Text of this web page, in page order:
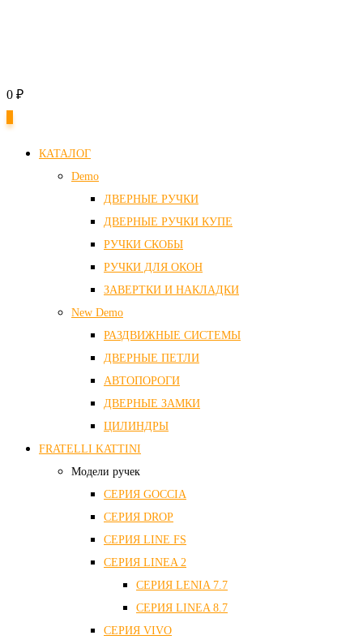
0 ₽
КАТАЛОГ
Demo
ДВЕРНЫЕ РУЧКИ
ДВЕРНЫЕ РУЧКИ КУПЕ
РУЧКИ СКОБЫ
РУЧКИ ДЛЯ ОКОН
ЗАВЕРТКИ И НАКЛАДКИ
New Demo
РАЗДВИЖНЫЕ СИСТЕМЫ
ДВЕРНЫЕ ПЕТЛИ
АВТОПОРОГИ
ДВЕРНЫЕ ЗАМКИ
ЦИЛИНДРЫ
FRATELLI KATTINI
Модели ручек
СЕРИЯ GOCCIA
СЕРИЯ DROP
СЕРИЯ LINE FS
СЕРИЯ LINEA 2
СЕРИЯ LENIA 7.7
СЕРИЯ LINEA 8.7
СЕРИЯ VIVO